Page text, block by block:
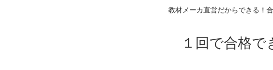
教材メーカ直営だからできる！
１回で合格